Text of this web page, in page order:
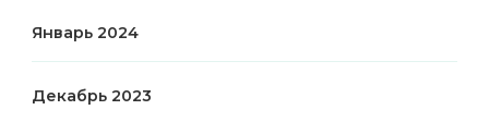
Январь 2024
Декабрь 2023